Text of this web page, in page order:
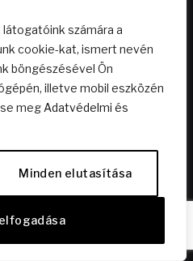
számára a
cookie-kat, ismert nevén
böngészésével Ön
illetve mobil eszközén
meg Adatvédelmi és
Minden elutasítása
ebben segítünk lakberendezési
ötletekkel, tippekkel és
is: